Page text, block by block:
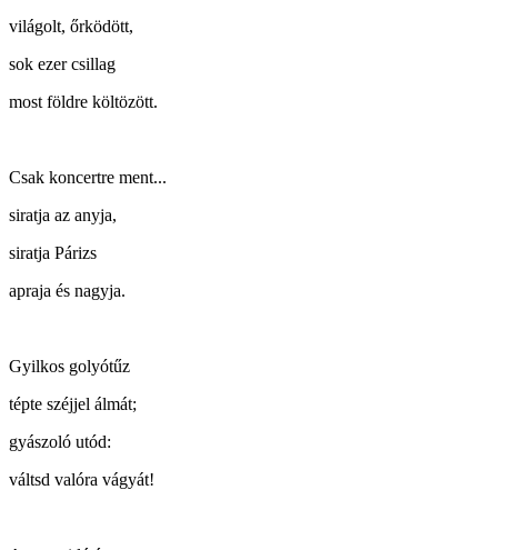
világolt, őrködött,
sok ezer csillag
most földre költözött.
Csak koncertre ment...
siratja az anyja,
siratja Párizs
apraja és nagyja.
Gyilkos golyótűz
tépte széjjel álmát;
gyászoló utód:
váltsd valóra vágyát!